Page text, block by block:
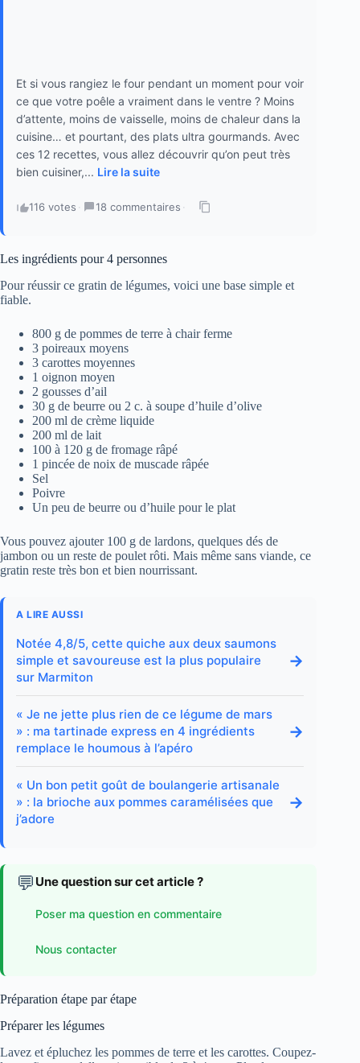
Et si vous rangiez le four pendant un moment pour voir
ce que votre poêle a vraiment dans le ventre ? Moins
d’attente, moins de vaisselle, moins de chaleur dans la
cuisine… et pourtant, des plats ultra gourmands. Avec
ces 12 recettes, vous allez découvrir qu’on peut très
bien cuisiner,... Lire la suite
116 votes · 18 commentaires ·
Les ingrédients pour 4 personnes
Pour réussir ce gratin de légumes, voici une base simple et
fiable.
800 g de pommes de terre à chair ferme
3 poireaux moyens
3 carottes moyennes
1 oignon moyen
2 gousses d’ail
30 g de beurre ou 2 c. à soupe d’huile d’olive
200 ml de crème liquide
200 ml de lait
100 à 120 g de fromage râpé
1 pincée de noix de muscade râpée
Sel
Poivre
Un peu de beurre ou d’huile pour le plat
Vous pouvez ajouter 100 g de lardons, quelques dés de
jambon ou un reste de poulet rôti. Mais même sans viande, ce
gratin reste très bon et bien nourrissant.
A LIRE AUSSI
Notée 4,8/5, cette quiche aux deux saumons
simple et savoureuse est la plus populaire
sur Marmiton
→
« Je ne jette plus rien de ce légume de mars
» : ma tartinade express en 4 ingrédients
remplace le houmous à l’apéro
→
« Un bon petit goût de boulangerie artisanale
» : la brioche aux pommes caramélisées que
j’adore
→
💬 Une question sur cet article ?
Poser ma question en commentaire
Nous contacter
Préparation étape par étape
Préparer les légumes
Lavez et épluchez les pommes de terre et les carottes. Coupez-